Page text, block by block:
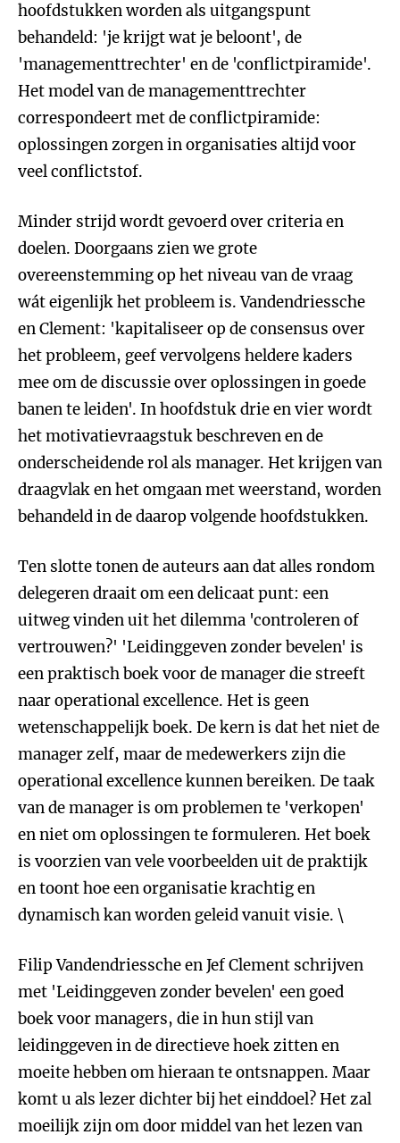
hoofdstukken worden als uitgangspunt
behandeld: 'je krijgt wat je beloont', de
'managementtrechter' en de 'conflictpiramide'.
Het model van de managementtrechter
correspondeert met de conflictpiramide:
oplossingen zorgen in organisaties altijd voor
veel conflictstof.
Minder strijd wordt gevoerd over criteria en
doelen. Doorgaans zien we grote
overeenstemming op het niveau van de vraag
wát eigenlijk het probleem is. Vandendriessche
en Clement: 'kapitaliseer op de consensus over
het probleem, geef vervolgens heldere kaders
mee om de discussie over oplossingen in goede
banen te leiden'. In hoofdstuk drie en vier wordt
het motivatievraagstuk beschreven en de
onderscheidende rol als manager. Het krijgen van
draagvlak en het omgaan met weerstand, worden
behandeld in de daarop volgende hoofdstukken.
Ten slotte tonen de auteurs aan dat alles rondom
delegeren draait om een delicaat punt: een
uitweg vinden uit het dilemma 'controleren of
vertrouwen?' 'Leidinggeven zonder bevelen' is
een praktisch boek voor de manager die streeft
naar operational excellence. Het is geen
wetenschappelijk boek. De kern is dat het niet de
manager zelf, maar de medewerkers zijn die
operational excellence kunnen bereiken. De taak
van de manager is om problemen te 'verkopen'
en niet om oplossingen te formuleren. Het boek
is voorzien van vele voorbeelden uit de praktijk
en toont hoe een organisatie krachtig en
dynamisch kan worden geleid vanuit visie. \
Filip Vandendriessche en Jef Clement schrijven
met 'Leidinggeven zonder bevelen' een goed
boek voor managers, die in hun stijl van
leidinggeven in de directieve hoek zitten en
moeite hebben om hieraan te ontsnappen. Maar
komt u als lezer dichter bij het einddoel? Het zal
moeilijk zijn om door middel van het lezen van